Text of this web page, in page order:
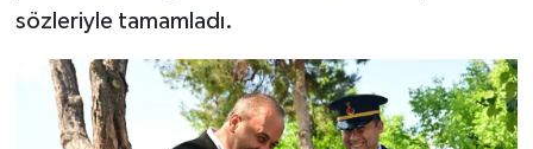
sözleriyle tamamladı.